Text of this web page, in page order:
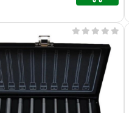
    